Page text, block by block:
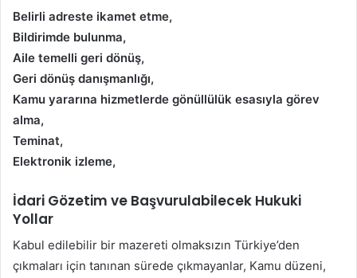
Belirli adreste ikamet etme,
Bildirimde bulunma,
Aile temelli geri dönüş,
Geri dönüş danışmanlığı,
Kamu yararına hizmetlerde gönüllülük esasıyla görev
alma,
Teminat,
Elektronik izleme,
İdari Gözetim ve Başvurulabilecek Hukuki
Yollar
Kabul edilebilir bir mazereti olmaksızın Türkiye’den
çıkmaları için tanınan sürede çıkmayanlar, Kamu düzeni,